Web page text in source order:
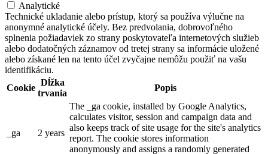
Analytické
Technické ukladanie alebo prístup, ktorý sa používa výlučne na
anonymné analytické účely. Bez predvolania, dobrovoľného
splnenia požiadaviek zo strany poskytovateľa internetových služieb
alebo dodatočných záznamov od tretej strany sa informácie uložené
alebo získané len na tento účel zvyčajne nemôžu použiť na vašu
identifikáciu.
Cookie
Dĺžka
trvania
Popis
_ga 2 years
The _ga cookie, installed by Google Analytics,
calculates visitor, session and campaign data and
also keeps track of site usage for the site's analytics
report. The cookie stores information
anonymously and assigns a randomly generated